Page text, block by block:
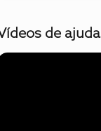
de ajuda